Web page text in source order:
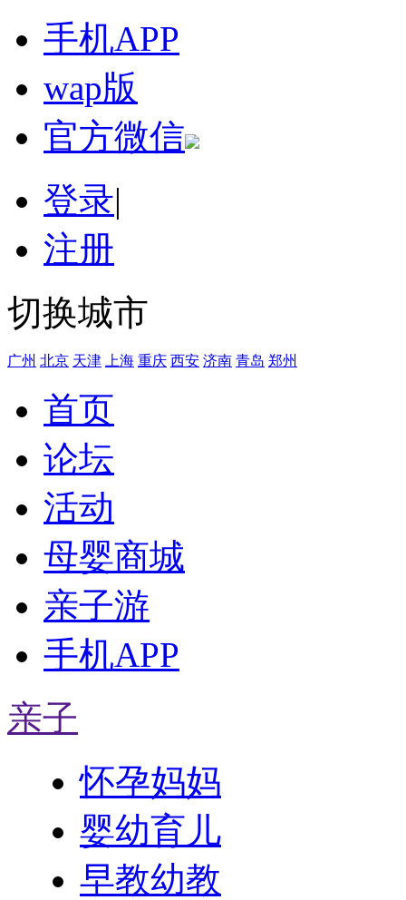
手机APP
wap版
官方微信
登录|
注册
切换城市
广州 北京 天津 上海 重庆 西安 济南 青岛 郑州
首页
论坛
活动
母婴商城
亲子游
手机APP
亲子
怀孕妈妈
婴幼育儿
早教幼教